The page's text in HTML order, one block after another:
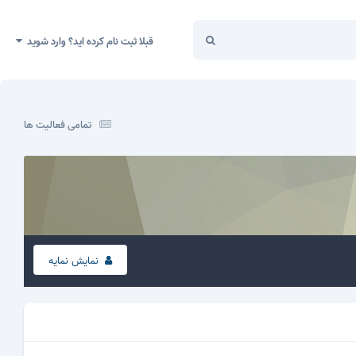
قبلا ثبت نام کرده اید؟ وارد شوید
تمامی فعالیت ها
نمایش نمایه